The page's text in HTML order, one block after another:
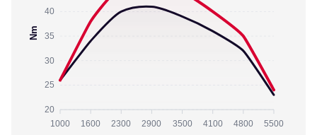
40
35
30
25
20
Nm
1000 1600 2300 2900 3500 4100 4800 5500